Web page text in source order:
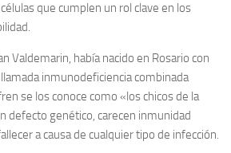
que cumplen un rol clave en los
Valdemarin, había nacido en Rosario con
inmunodeficiencia combinada
se los conoce como «los chicos de la
defecto genético, carecen inmunidad
a causa de cualquier tipo de infección.